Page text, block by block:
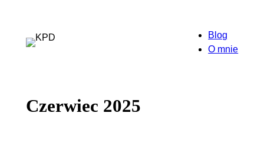
treści
Blog
O mnie
Czerwiec 2025